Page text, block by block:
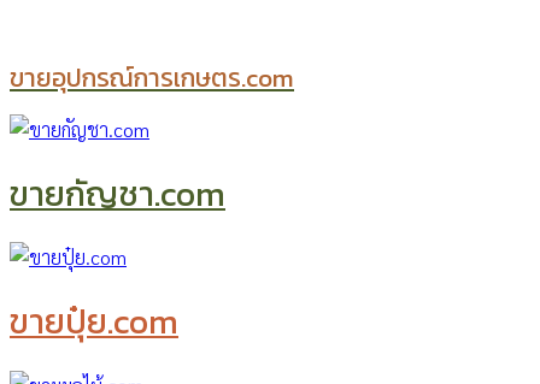
ขายอุปกรณ์การเกษตร.com
ขายกัญชา.com
ขายปุ๋ย.com